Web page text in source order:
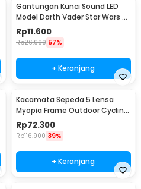
Gantungan Kunci Sound LED
Model Darth Vader Star Wars -
BS-050
Rp11.600
Rp26.900 57%
+ Keranjang
Kacamata Sepeda 5 Lensa
Myopia Frame Outdoor Cycling
Sunglasses - 0089
Rp72.300
Rp116.900 39%
+ Keranjang